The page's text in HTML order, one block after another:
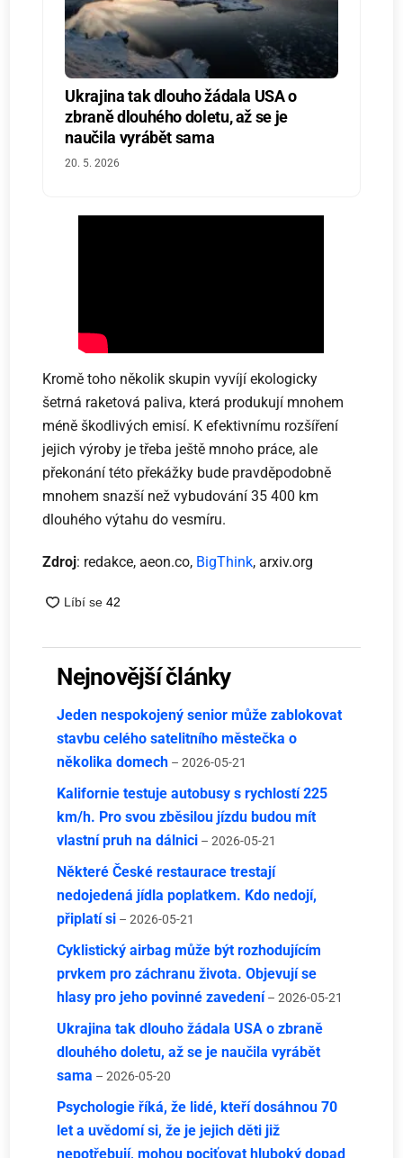
Ukrajina tak dlouho žádala USA o
zbraně dlouhého doletu, až se je
naučila vyrábět sama
20. 5. 2026
Kromě toho několik skupin vyvíjí ekologicky
šetrná raketová paliva, která produkují mnohem
méně škodlivých emisí. K efektivnímu rozšíření
jejich výroby je třeba ještě mnoho práce, ale
překonání této překážky bude pravděpodobně
mnohem snazší než vybudování 35 400 km
dlouhého výtahu do vesmíru.
Zdroj: redakce, aeon.co, BigThink, arxiv.org
Nejnovější články
Jeden nespokojený senior může zablokovat
stavbu celého satelitního městečka o
několika domech – 2026-05-21
Kalifornie testuje autobusy s rychlostí 225
km/h. Pro svou zběsilou jízdu budou mít
vlastní pruh na dálnici – 2026-05-21
Některé České restaurace trestají
nedojedená jídla poplatkem. Kdo nedojí,
připlatí si – 2026-05-21
Cyklistický airbag může být rozhodujícím
prvkem pro záchranu života. Objevují se
hlasy pro jeho povinné zavedení – 2026-05-21
Ukrajina tak dlouho žádala USA o zbraně
dlouhého doletu, až se je naučila vyrábět
sama – 2026-05-20
Psychologie říká, že lidé, kteří dosáhnou 70
let a uvědomí si, že je jejich děti již
nepotřebují, mohou pociťovat hluboký dopad